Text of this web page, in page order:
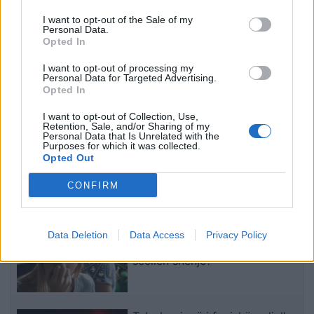
I want to opt-out of the Sale of my
Personal Data.
Opted In
I want to opt-out of processing my
Personal Data for Targeted Advertising.
Opted In
I want to opt-out of Collection, Use,
Retention, Sale, and/or Sharing of my
Personal Data that Is Unrelated with the
Purposes for which it was collected.
Opted Out
CONFIRM
Data Deletion Data Access Privacy Policy
Masakra me 80 viktima në
Nice, ekstradohet në
Francë shqiptari që
furnizoi me armë
të fundit
Horoskopi 9 Gusht 2026/
secilën shenjë?